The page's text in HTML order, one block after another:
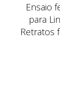
Ensaio
para
Retratos